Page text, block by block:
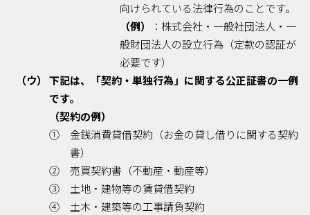
向けられている法律行為のことです。
（例）
：株式会社・一般社団法人・一
般財団法人の設立行為（定款の認証が
必要です）
（ウ） 下記は、「契約・単独行為」に関する公正証書の一例
です。
（契約の例）
① 金銭消費貸借契約（お金の貸し借りに関する契約
書）
② 売買契約書（不動産・動産等）
③ 土地・建物等の賃貸借契約
④ 土木・建築等の工事請負契約